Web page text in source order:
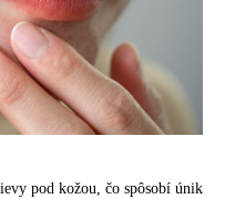
pod kožou, čo spôsobí únik